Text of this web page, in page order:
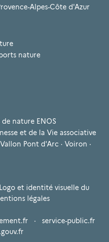
Alpes-Côte d'Azur
nature
de nature ENOS
et de la Vie associative
Pont d'Arc · Voiron ·
Logo et identité visuelle du
légales
· service-public.fr